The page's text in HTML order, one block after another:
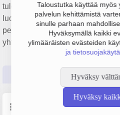
Taloustutka käyttää myös
palvelun kehittämistä
sinulle parhaan
Hyväksymällä kaikki
ylimääräisten evästeiden
ja
Hyväksy
Hyväksy
tulos 77 000 €. Sen päätoimiala
luokittelematon monenlainen
perustamisvuosi 2008 ja sijainti
yhtiömuoto Osakeyhtiö (OY).
Tilinpäätösluvut